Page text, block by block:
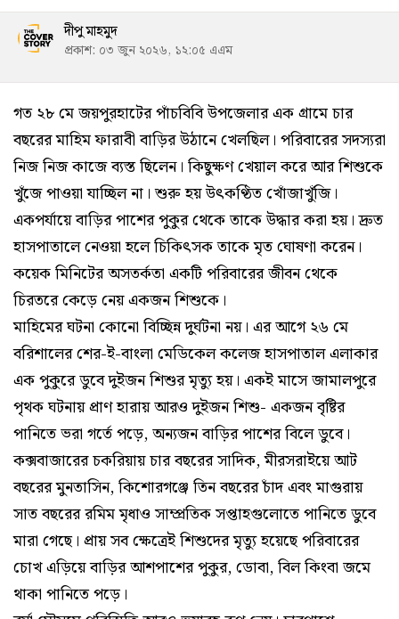
দীপু মাহমুদ
প্রকাশ: ০৩ জুন ২০২৬, ১২:০৫ এএম
গত ২৮ মে জয়পুরহাটের পাঁচবিবি উপজেলার এক গ্রামে চার
বছরের মাহিম ফারাবী বাড়ির উঠানে খেলছিল। পরিবারের সদস্যরা
নিজ নিজ কাজে ব্যস্ত ছিলেন। কিছুক্ষণ খেয়াল করে আর শিশুকে
খুঁজে পাওয়া যাচ্ছিল না। শুরু হয় উৎকণ্ঠিত খোঁজাখুঁজি।
একপর্যায়ে বাড়ির পাশের পুকুর থেকে তাকে উদ্ধার করা হয়। দ্রুত
হাসপাতালে নেওয়া হলে চিকিৎসক তাকে মৃত ঘোষণা করেন।
কয়েক মিনিটের অসতর্কতা একটি পরিবারের জীবন থেকে
চিরতরে কেড়ে নেয় একজন শিশুকে।
মাহিমের ঘটনা কোনো বিচ্ছিন্ন দুর্ঘটনা নয়। এর আগে ২৬ মে
বরিশালের শের-ই-বাংলা মেডিকেল কলেজ হাসপাতাল এলাকার
এক পুকুরে ডুবে দুইজন শিশুর মৃত্যু হয়। একই মাসে জামালপুরে
পৃথক ঘটনায় প্রাণ হারায় আরও দুইজন শিশু- একজন বৃষ্টির
পানিতে ভরা গর্তে পড়ে, অন্যজন বাড়ির পাশের বিলে ডুবে।
কক্সবাজারের চকরিয়ায় চার বছরের সাদিক, মীরসরাইয়ে আট
বছরের মুনতাসিন, কিশোরগঞ্জে তিন বছরের চাঁদ এবং মাগুরায়
সাত বছরের রমিম মৃধাও সাম্প্রতিক সপ্তাহগুলোতে পানিতে ডুবে
মারা গেছে। প্রায় সব ক্ষেত্রেই শিশুদের মৃত্যু হয়েছে পরিবারের
চোখ এড়িয়ে বাড়ির আশপাশের পুকুর, ডোবা, বিল কিংবা জমে
থাকা পানিতে পড়ে।